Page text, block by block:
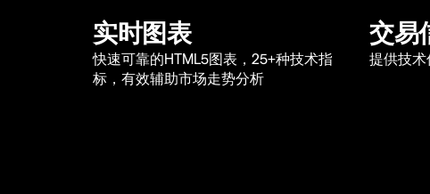
实时图表
快速可靠的HTML5图表，25+种技术指
标，有效辅助市场走势分析
交易
提供技术